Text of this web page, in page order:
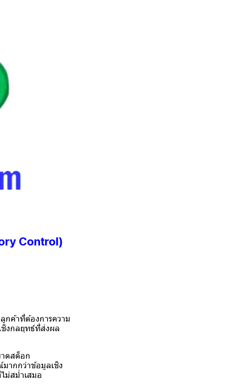
Control)
ค้าที่ต้องการความ
ชิงกลยุทธ์ที่ส่งผล
ดสต็อก
ากกว่าข้อมูลเชิง
ม่สม่ำเสมอ